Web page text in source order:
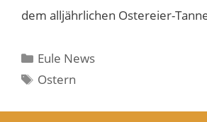
dem alljährlichen Ostereier-
Kategorien
Eule News
Schlagwörter
Ostern